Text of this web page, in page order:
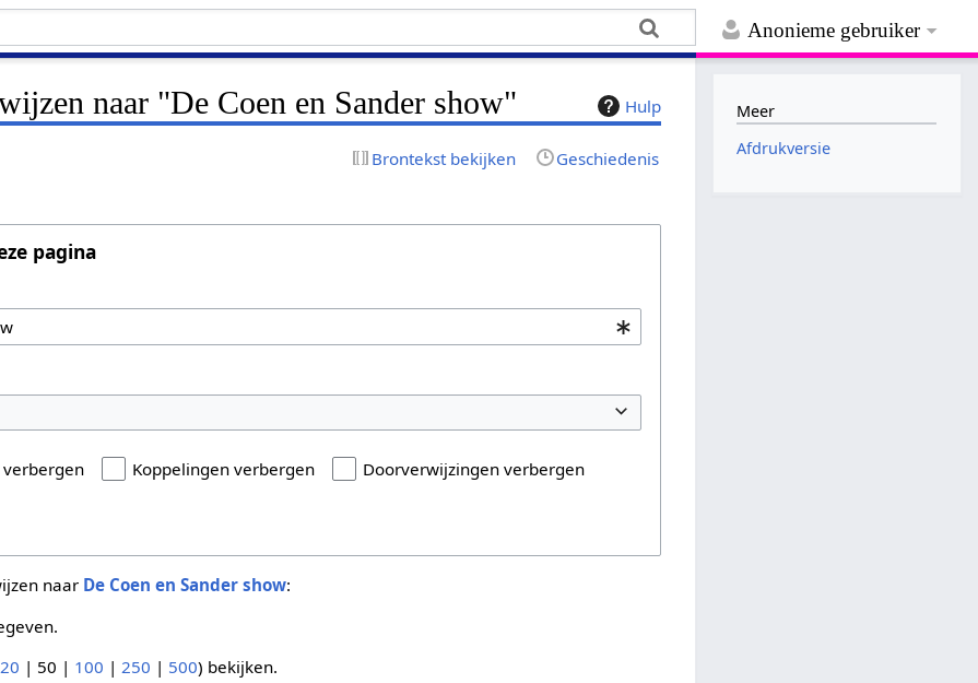
Anonieme gebruiker
Hulp
naar "De Coen en Sander show"
Brontekst bekijken Geschiedenis
pagina
Koppelingen verbergen Doorverwijzingen verbergen
naar De Coen en Sander show:
20 | 50 | 100 | 250 | 500) bekijken.
Meer
Afdrukversie